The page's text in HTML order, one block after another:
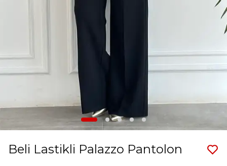
Beli Lastikli Palazzo Pantolon